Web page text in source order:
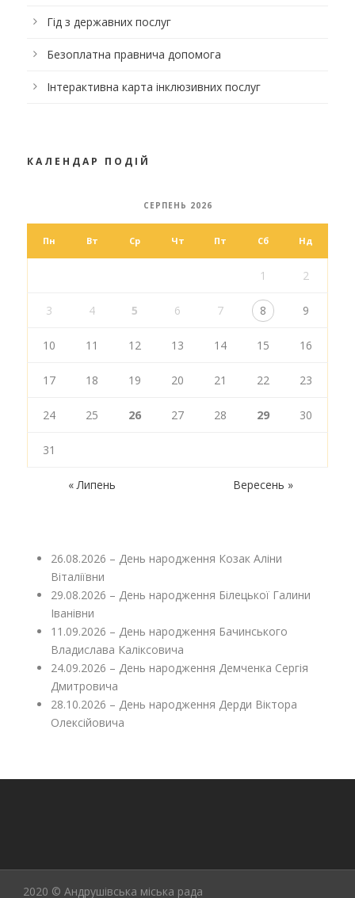
Гід з державних послуг
Безоплатна правнича допомога
Інтерактивна карта інклюзивних послуг
КАЛЕНДАР ПОДІЙ
СЕРПЕНЬ 2026
Пн Вт Ср Чт Пт Сб Нд
1 2
3 4 5 6 7 8 9
10 11 12 13 14 15 16
17 18 19 20 21 22 23
24 25 26 27 28 29 30
31
« Липень Вересень »
26.08.2026 – День народження Козак Аліни
Віталіївни
29.08.2026 – День народження Білецької Галини
Іванівни
11.09.2026 – День народження Бачинського
Владислава Каліксовича
24.09.2026 – День народження Демченка Сергія
Дмитровича
28.10.2026 – День народження Дерди Віктора
Олексійовича
2020 © Андрушівська міська рада